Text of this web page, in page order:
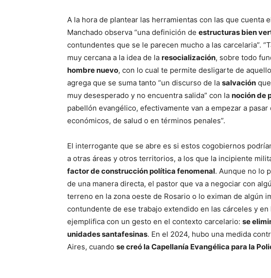
A la hora de plantear las herramientas con las que cuenta
Manchado observa “una definición de estructuras bien
contundentes que se le parecen mucho a las carcelaria”.
muy cercana a la idea de la resocialización, sobre todo
hombre nuevo, con lo cual te permite desligarte de
agrega que se suma tanto “un discurso de la salvación
muy desesperado y no encuentra salida” con la noción de
pabellón evangélico, efectivamente van a empezar a
económicos, de salud o en términos penales”.
El interrogante que se abre es si estos cogobiernos
a otras áreas y otros territorios, a los que la incipiente
factor de construcción política fenomenal. Aunque no lo
de una manera directa, el pastor que va a negociar con
terreno en la zona oeste de Rosario o lo eximan de algún
contundente de ese trabajo extendido en las cárceles y en
ejemplifica con un gesto en el contexto carcelario: se
unidades santafesinas. En el 2024, hubo una medida
Aires, cuando se creó la Capellanía Evangélica para la